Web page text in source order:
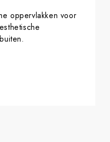
oppervlakken voor